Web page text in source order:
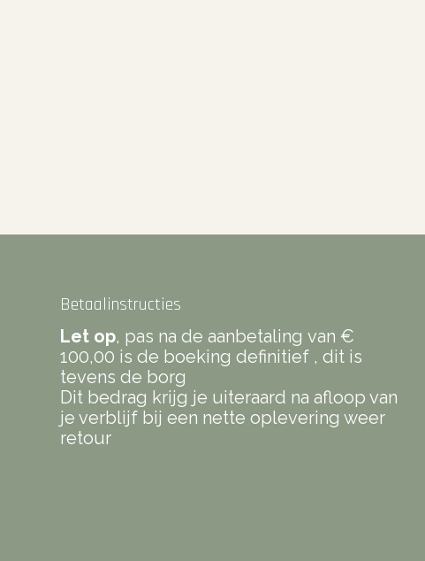
Betaalinstructies
Let op, pas na de aanbetaling van €
100,00 is de boeking definitief , dit is
tevens de borg
Dit bedrag krijg je uiteraard na afloop van
je verblijf bij een nette oplevering weer
retour